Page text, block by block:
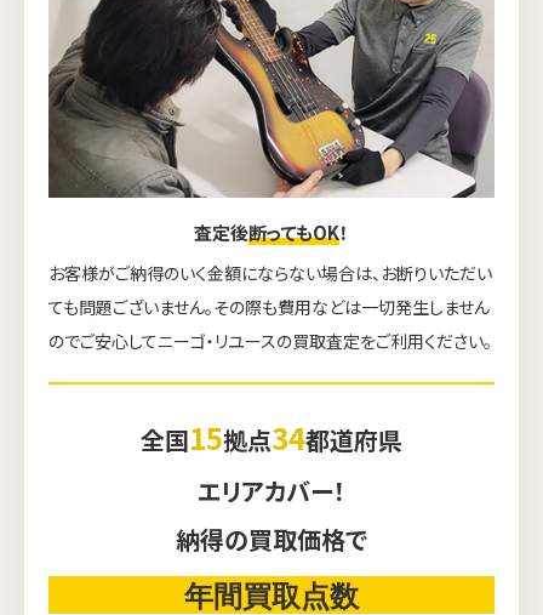
査定後断ってもOK！
お客様がご納得のいく金額にならない場合は、お断りいただい
ても問題ございません。その際も費用などは一切発生しません
のでご安心してニーゴ・リユースの買取査定をご利用ください。
全国15拠点34都道府県
エリアカバー！
納得の買取価格で
年間買取点数